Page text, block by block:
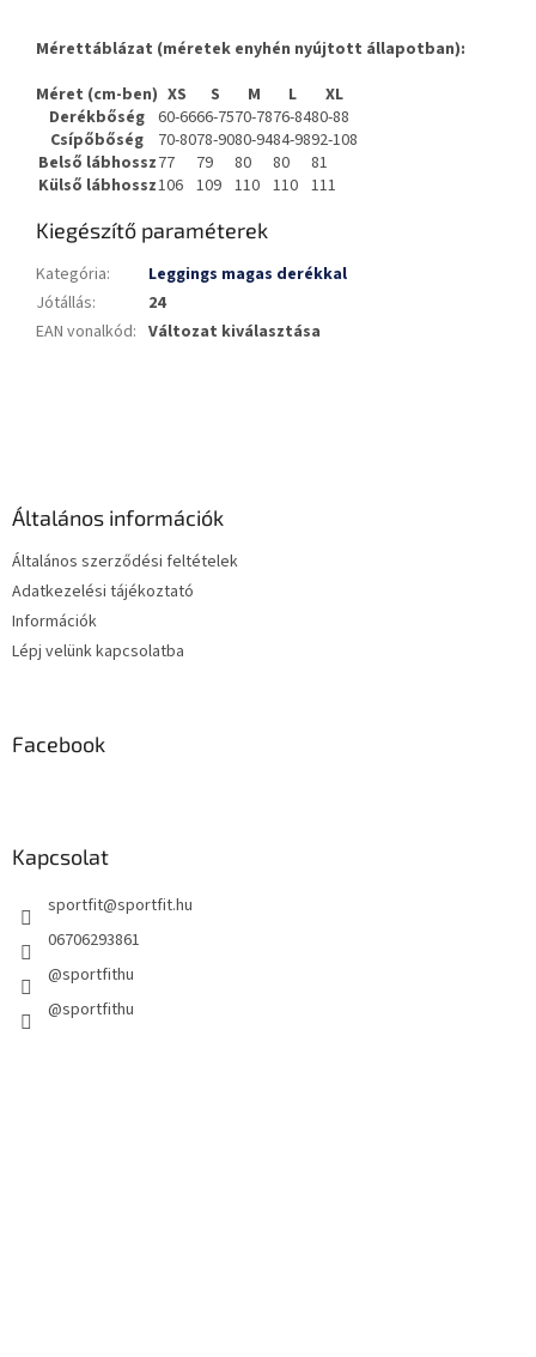
Mérettáblázat (méretek enyhén nyújtott állapotban):
Méret (cm-ben) XS S M L
XL
Derékbőség 60-6666-7570-7876-8480-88
Csípőbőség
70-8078-9080-9484-9892-108
Belső lábhossz77 79 80 80
81
Külső lábhossz106 109 110 110 111
Kiegészítő paraméterek
Kategória:
Leggings magas derékkal
Jótállás:
24
EAN vonalkód: Változat kiválasztása
Általános információk
Általános szerződési feltételek
Adatkezelési tájékoztató
Információk
Lépj velünk kapcsolatba
Facebook
Kapcsolat
sportfit@sportfit.hu
06706293861
@sportfithu
@sportfithu